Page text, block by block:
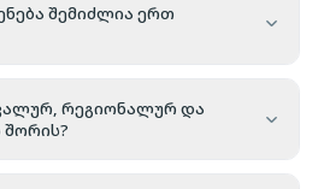
შემიძლია ერთ
რეგიონალურ და